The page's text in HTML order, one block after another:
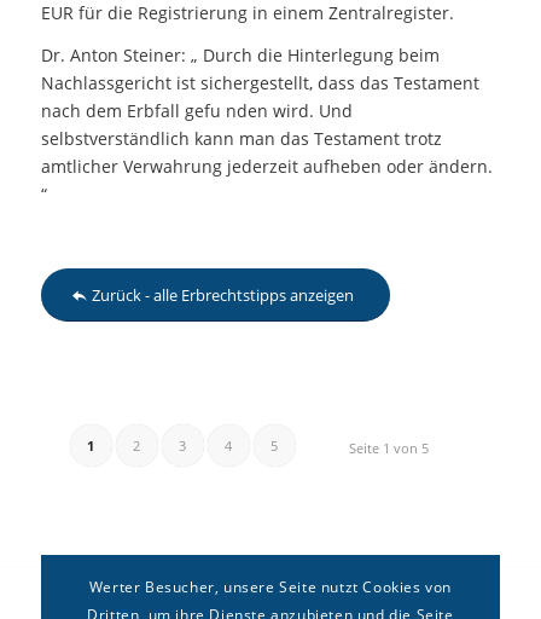
EUR für die Registrierung in einem Zentralregister.
Dr. Anton Steiner: „ Durch die Hinterlegung beim
Nachlassgericht ist sichergestellt, dass das Testament
nach dem Erbfall gefu nden wird. Und
selbstverständlich kann man das Testament trotz
amtlicher Verwahrung jederzeit aufheben oder ändern.
“
Zurück - alle Erbrechtstipps anzeigen
Seite 1 von 5
1 2 3 4 5
Werter Besucher, unsere Seite nutzt Cookies von